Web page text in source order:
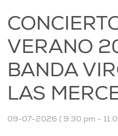
VERANO
BANDA
LAS
09-07-2026 ( 9:30 pm -